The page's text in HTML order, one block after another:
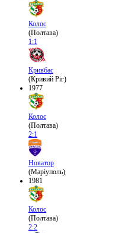
Колос
(Полтава)
1:1
Кривбас
(Кривий Ріг)
1977
Колос
(Полтава)
2:1
Новатор
(Маріуполь)
1981
Колос
(Полтава)
2:2